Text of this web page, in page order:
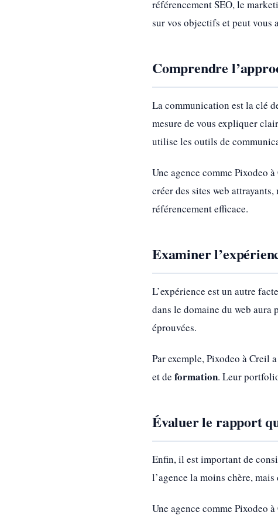
référencement SEO, le
sur vos objectifs et peut vous
Comprendre
La communication est la clé
mesure de vous expliquer
utilise les outils de
Une agence comme Pixodeo
créer des sites web
référencement efficace.
Examiner
L’expérience est un autre
dans le domaine du web aura
éprouvées.
Par exemple, Pixodeo à Creil
et de formation. Leur
Évaluer le rapport
Enfin, il est important de
l’agence la moins chère,
Une agence comme Pixodeo